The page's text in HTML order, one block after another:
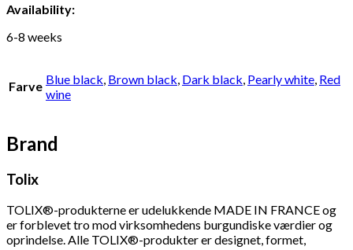
Availability:
6-8 weeks
Farve Blue black, Brown black, Dark black, Pearly white, Red
wine
Brand
Tolix
TOLIX®-produkterne er udelukkende MADE IN FRANCE og
er forblevet tro mod virksomhedens burgundiske værdier og
oprindelse. Alle TOLIX®-produkter er designet, formet,